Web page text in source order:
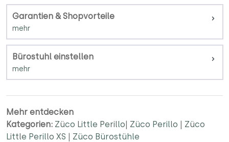
Garantien & Shopvorteile
Bürostuhl einstellen
Mehr entdecken
Kategorien: Züco Little Perillo| Züco Perillo | Züco
Little Perillo XS | Züco Bürostühle